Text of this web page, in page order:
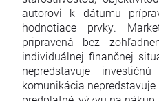
autorovi k dátumu
hodnotiace prvky.
pripravená bez
individuálnej finančnej
nepredstavuje
komunikácia